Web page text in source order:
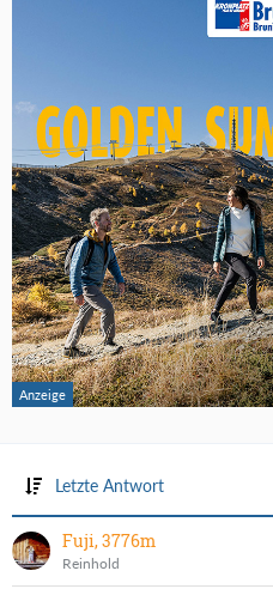
Letzte Antwort
Fuji, 3776m
Reinhold